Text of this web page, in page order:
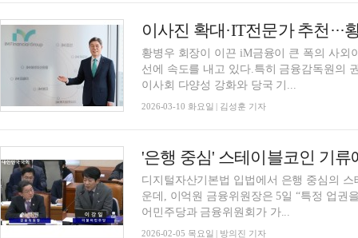
황병우 회장이 이끈 iM금융이 큰 폭의 사외
선에 속도를 내고 있다.특히 금융감독원의
이사회 다양성 강화와 당국 기...
2026-03-10 화요일 | 김성훈 기자
디지털자산기본법 입법에서 은행 중심의
운데, 이억원 금융위원장은 5일 “특정 업권
어민주당과 금융위원회가 가...
2026-02-05 목요일 | 방의진 기자